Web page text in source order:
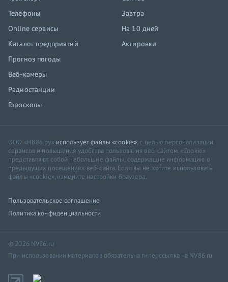
Телефоны
Online сервисы
Каталог предприятий
Прогноз погоды
Веб-камеры
Радиостанции
Гороскопы
Завтра
На 10 дней
Актировки
ООО «НВ86.ру» использует файлы «cookie», с целью персонализации
сервисов и повышения удобства пользования веб-сайтом. «Cookie»
представляют собой небольшие файлы, содержащие информацию о
предыдущих посещениях веб-сайта. Если вы не хотите использовать
файлы «cookie», измените настройки браузера.
Пользовательское соглашение
Политика конфиденциальности
© 2026 NV86.ru
При использовании материалов обязательна гиперссылка на NV86.ru